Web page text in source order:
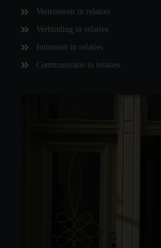
Vertrouwen in relaties
Verbinding in relaties
Intimiteit in relaties
Communicatie in relaties